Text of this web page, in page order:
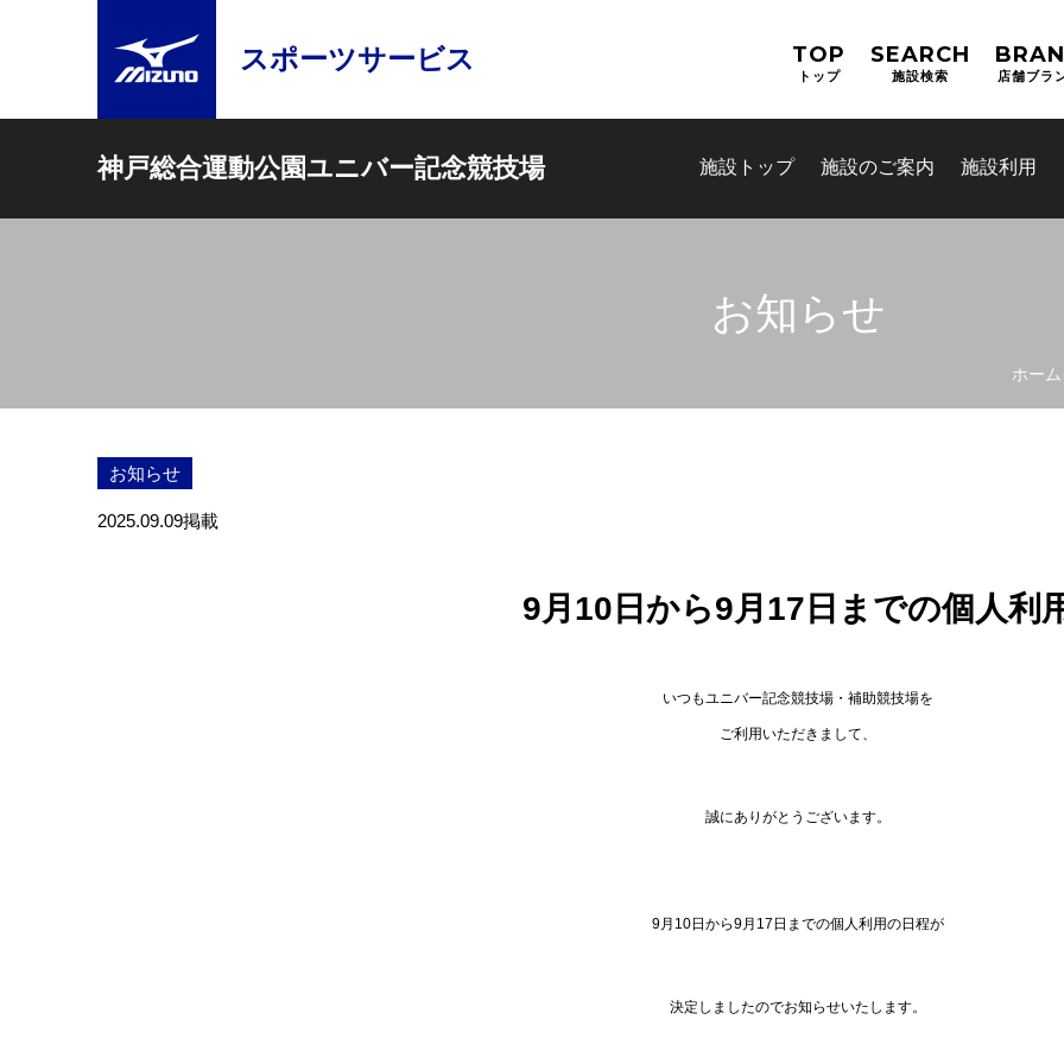
スポーツサービス TOP
トップ
SEARCH
施設検索 店舗ブラ
神戸総合運動公園ユニバー記念競技場 施設トップ 施設のご案内 施設利用
お知らせ
ホーム
お知らせ
2025.09.09掲載
9月10日から9月17日までの個人利
いつもユニバー記念競技場・補助競技場を
ご利用いただきまして、
誠にありがとうございます。
9月10日から9月17日までの個人利用の日程が
決定しましたのでお知らせいたします。